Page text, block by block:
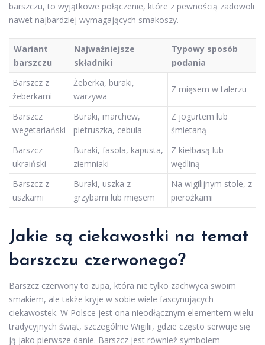
barszczu, to wyjątkowe połączenie, które z pewnością zadowoli
nawet najbardziej wymagających smakoszy.
Wariant
barszczu
Najważniejsze
składniki
Typowy sposób
podania
Barszcz z
żeberkami
Żeberka, buraki,
warzywa
Z mięsem w talerzu
Barszcz
wegetariański
Buraki, marchew,
pietruszka, cebula
Z jogurtem lub
śmietaną
Barszcz
ukraiński
Buraki, fasola, kapusta,
ziemniaki
Z kiełbasą lub
wędliną
Barszcz z
uszkami
Buraki, uszka z
grzybami lub mięsem
Na wigilijnym stole, z
pierożkami
Jakie są ciekawostki na temat
barszczu czerwonego?
Barszcz czerwony to zupa, która nie tylko zachwyca swoim
smakiem, ale także kryje w sobie wiele fascynujących
ciekawostek. W Polsce jest ona nieodłącznym elementem wielu
tradycyjnych świąt, szczególnie Wigilii, gdzie często serwuje się
ją jako pierwsze danie. Barszcz jest również symbolem